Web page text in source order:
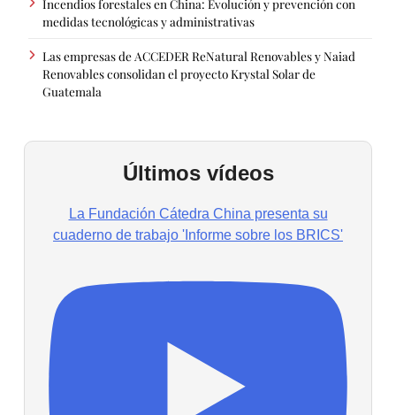
Incendios forestales en China: Evolución y prevención con
medidas tecnológicas y administrativas
Las empresas de ACCEDER ReNatural Renovables y Naiad
Renovables consolidan el proyecto Krystal Solar de
Guatemala
Últimos vídeos
La Fundación Cátedra China presenta su
cuaderno de trabajo 'Informe sobre los BRICS'